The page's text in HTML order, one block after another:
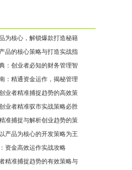
为核心，解锁爆款打造秘籍
品的核心策略与打造实战指
：创业者必知的财务管理智
：精通资金运作，揭秘管理
业者精准捕捉趋势的高效策
业者精准驭市实战策略必胜
准捕捉与解析创业趋势的策
产品为核心的开发策略为王
资金高效运作实战攻略
精准捕捉趋势的有效策略与